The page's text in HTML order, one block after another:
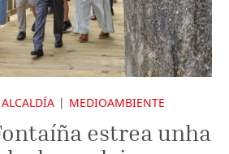
ALCALDÍA MEDIOAMBIENTE
estrea unha